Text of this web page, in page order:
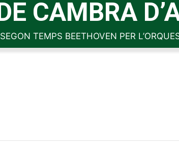
CAMBRA
TEMPS BEETHOVEN PER